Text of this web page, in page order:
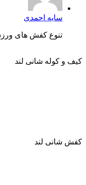
سایه احمدی
تنوع کفش های
کیف و کوله شانی لند
کفش شانی لند